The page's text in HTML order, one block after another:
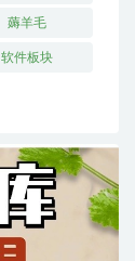
薅羊毛
软件板块